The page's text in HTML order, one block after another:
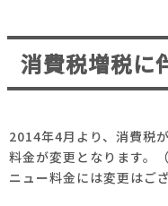
消費税増税に
2014年4月より、消費税
料金が変更となります。
ニュー料金には変更はご